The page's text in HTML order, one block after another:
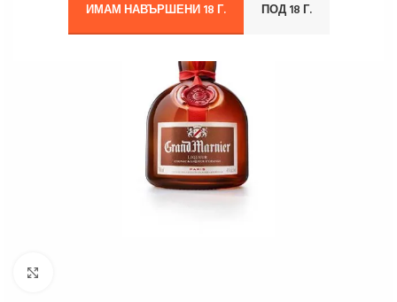
ИМАМ НАВЪРШЕНИ 18 Г. ПОД 18 Г.